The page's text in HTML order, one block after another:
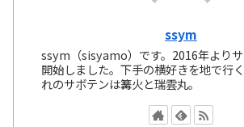
ssym
ssym（sisyamo）です。2016年より
開始しました。下手の横好きを地で行
れのサボテンは篝火と瑞雲丸。